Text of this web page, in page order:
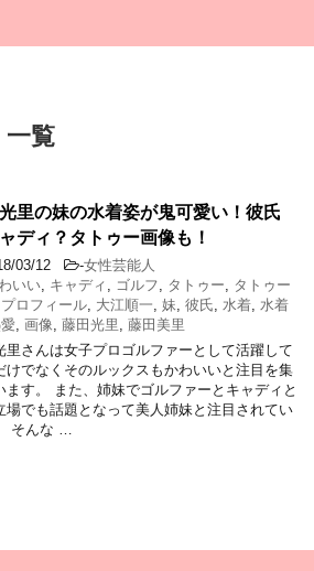
一覧
里の妹の水着姿が鬼可愛い！彼氏
ディ？タトゥー画像も！
03/12 -女性芸能人
いい キャディ ゴルフ タトゥー
タトゥー
プロフィール 大江順一 妹 彼氏 水着 水着
画像 藤田光里
藤田美里
里さんは女子プロゴルファーとして活躍して
けでなくそのルックスもかわいいと注目を集
ます。 また、姉妹でゴルファーとキャディと
場でも話題となって美人姉妹と注目されてい
そんな …